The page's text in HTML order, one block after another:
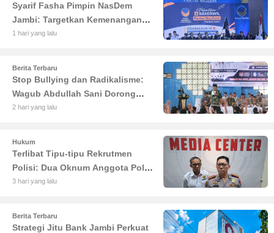
Syarif Fasha Pimpin NasDem
Jambi: Targetkan Kemenangan
Besar di Pemilu 2029
1 hari yang lalu
Berita Terbaru
Stop Bullying dan Radikalisme:
Wagub Abdullah Sani Dorong
Siswa Jadi Garda Terdepan
2 hari yang lalu
Hukum
Terlibat Tipu-tipu Rekrutmen
Polisi: Dua Oknum Anggota Polda
Jambi Diciduk Propam
3 hari yang lalu
Berita Terbaru
Strategi Jitu Bank Jambi Perkuat